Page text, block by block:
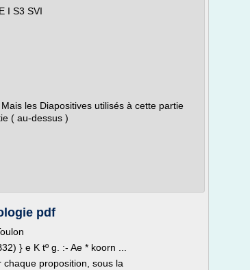
I S3 SVI
les Diapositives utilisés à cette partie
( au-dessus )
pdf
} e K tº g. :- Ae * koorn ...
proposition, sous la